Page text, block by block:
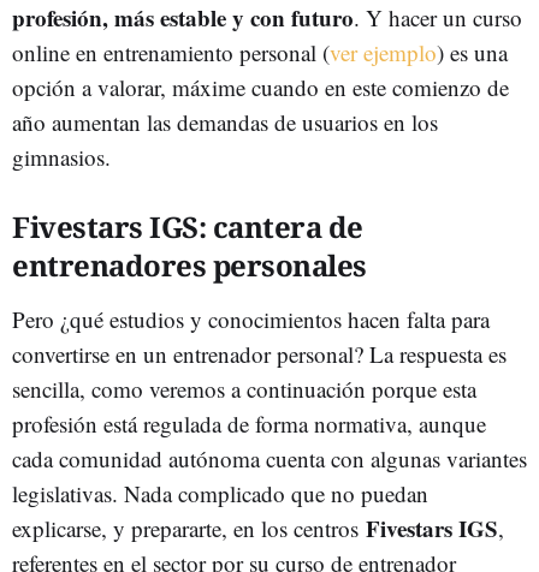
profesión, más estable y con futuro. Y hacer un curso
online en entrenamiento personal (ver ejemplo) es una
opción a valorar, máxime cuando en este comienzo de
año aumentan las demandas de usuarios en los
gimnasios.
Fivestars IGS: cantera de
entrenadores personales
Pero ¿qué estudios y conocimientos hacen falta para
convertirse en un entrenador personal? La respuesta es
sencilla, como veremos a continuación porque esta
profesión está regulada de forma normativa, aunque
cada comunidad autónoma cuenta con algunas variantes
legislativas. Nada complicado que no puedan
explicarse, y prepararte, en los centros Fivestars IGS,
referentes en el sector por su curso de entrenador